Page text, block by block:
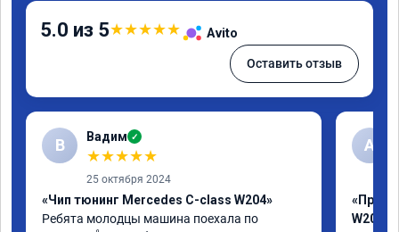
5.0 из 5★★★★★ Avito
Оставить отзыв
В Вадим ✓
★★★★★
25 октября 2024
«Чип тюнинг Mercedes C-class W204»
Ребята молодцы машина поехала по
А
W205»